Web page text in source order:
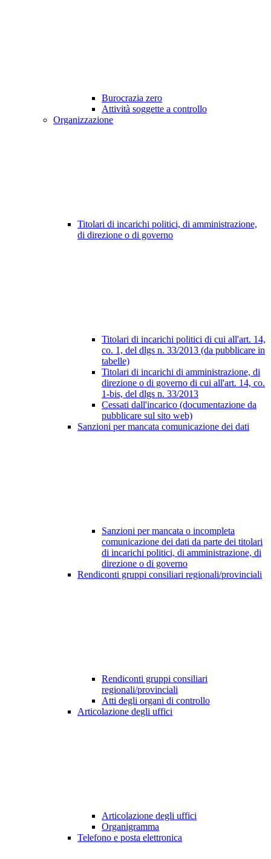
Burocrazia zero
Attività soggette a controllo
Organizzazione
Titolari di incarichi politici, di amministrazione,
di direzione o di governo
Titolari di incarichi politici di cui all'art. 14,
co. 1, del dlgs n. 33/2013 (da pubblicare in
tabelle)
Titolari di incarichi di amministrazione, di
direzione o di governo di cui all'art. 14, co.
1-bis, del dlgs n. 33/2013
Cessati dall'incarico (documentazione da
pubblicare sul sito web)
Sanzioni per mancata comunicazione dei dati
Sanzioni per mancata o incompleta
comunicazione dei dati da parte dei titolari
di incarichi politici, di amministrazione, di
direzione o di governo
Rendiconti gruppi consiliari regionali/provinciali
Rendiconti gruppi consiliari
regionali/provinciali
Atti degli organi di controllo
Articolazione degli uffici
Articolazione degli uffici
Organigramma
Telefono e posta elettronica